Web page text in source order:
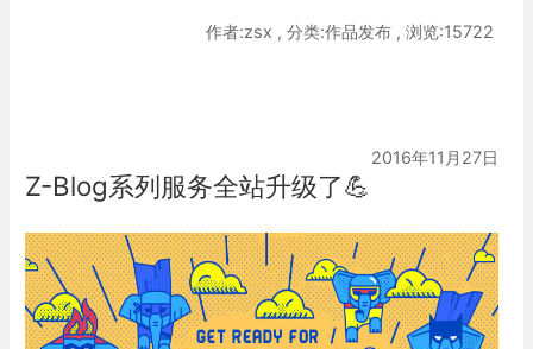
作者:zsx , 分类:作品发布 , 浏览:15722
2016年11月27日
Z-Blog系列服务全站升级了💪